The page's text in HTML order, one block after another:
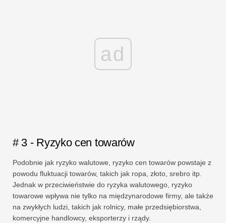
ad
# 3 - Ryzyko cen towarów
Podobnie jak ryzyko walutowe, ryzyko cen towarów powstaje z
powodu fluktuacji towarów, takich jak ropa, złoto, srebro itp.
Jednak w przeciwieństwie do ryzyka walutowego, ryzyko
towarowe wpływa nie tylko na międzynarodowe firmy, ale także
na zwykłych ludzi, takich jak rolnicy, małe przedsiębiorstwa,
komercyjne handlowcy, eksporterzy i rządy.